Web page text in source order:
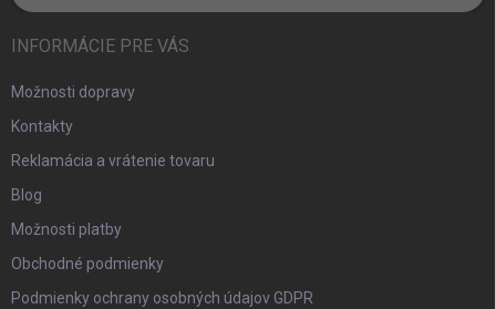
INFORMÁCIE PRE VÁS
Možnosti dopravy
Kontakty
Reklamácia a vrátenie tovaru
Blog
Možnosti platby
Obchodné podmienky
Podmienky ochrany osobných údajov GDPR